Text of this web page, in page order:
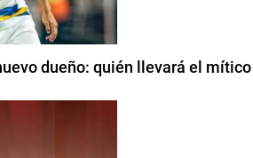
dueño: quién llevará el